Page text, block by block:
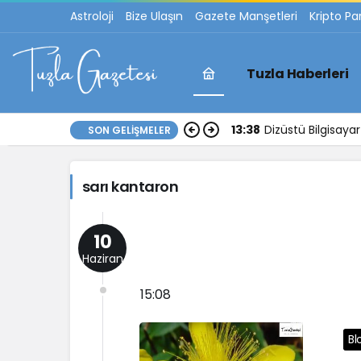
Astroloji Bize Ulaşın Gazete Manşetleri Kripto
sarı
kantaron
Haberleri
Tuzla Haberleri
SON GELIŞMELER 13:38 Dizüstü
sarı kantaron
10
Haziran
15:08